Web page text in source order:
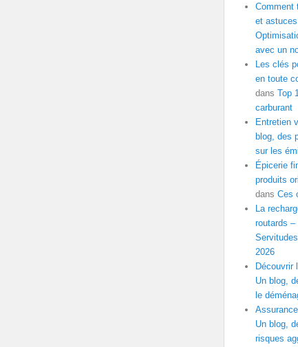
Comment
et
avec un
Les clés
en toute
dans Top
carburant
Entretien
blog, des
sur les
Épicerie
produits
dans Ces
La
routards
2026
Découvrir
Un blog,
le
Un blog,
risques